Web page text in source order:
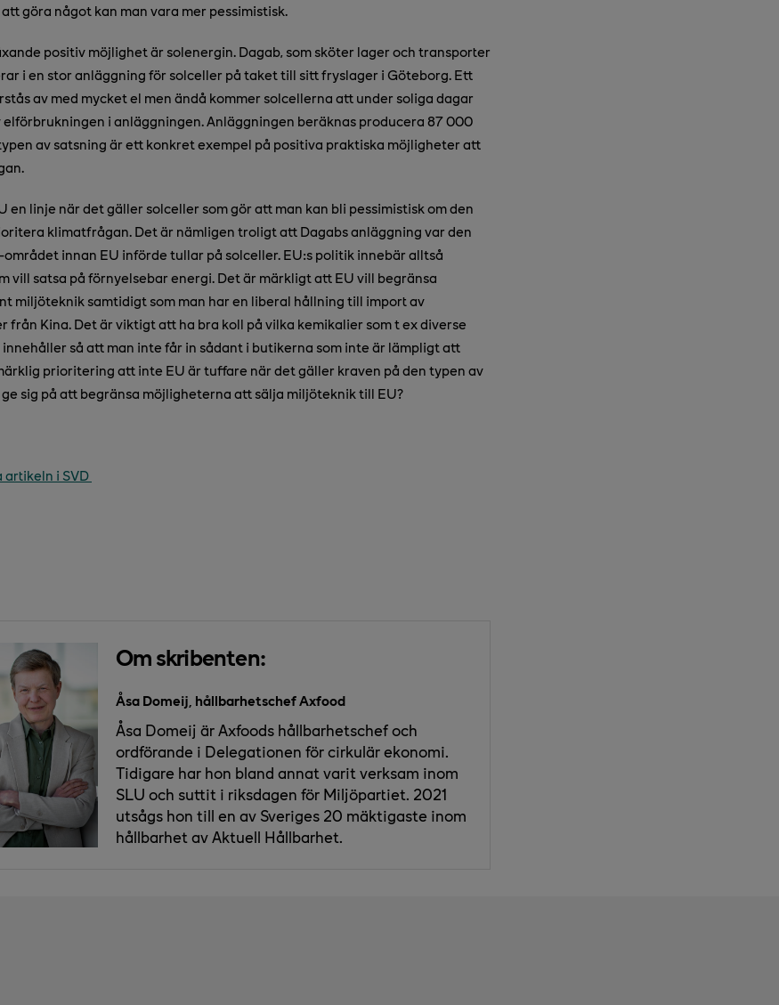
göra något kan man vara mer pessimistisk.
positiv möjlighet är solenergin. Dagab, som sköter lager och transporter
i en stor anläggning för solceller på taket till sitt fryslager i Göteborg. Ett
av med mycket el men ändå kommer solcellerna att under soliga dagar
i anläggningen. Anläggningen beräknas producera 87 000
av satsning är ett konkret exempel på positiva praktiska möjligheter att
en linje när det gäller solceller som gör att man kan bli pessimistisk om den
klimatfrågan. Det är nämligen troligt att Dagabs anläggning var den
området innan EU införde tullar på solceller. EU:s politik innebär alltså
vill satsa på förnyelsebar energi. Det är märkligt att EU vill begränsa
miljöteknik samtidigt som man har en liberal hållning till import av
från Kina. Det är viktigt att ha bra koll på vilka kemikalier som t ex diverse
så att man inte får in sådant i butikerna som inte är lämpligt att
prioritering att inte EU är tuffare när det gäller kraven på den typen av
sig på att begränsa möjligheterna att sälja miljöteknik till EU?
artikeln i SVD
Om skribenten:
Åsa Domeij, hållbarhetschef Axfood
Åsa Domeij är Axfoods hållbarhetschef och
ordförande i Delegationen för cirkulär ekonomi.
Tidigare har hon bland annat varit verksam inom
SLU och suttit i riksdagen för Miljöpartiet. 2021
utsågs hon till en av Sveriges 20 mäktigaste inom
hållbarhet av Aktuell Hållbarhet.